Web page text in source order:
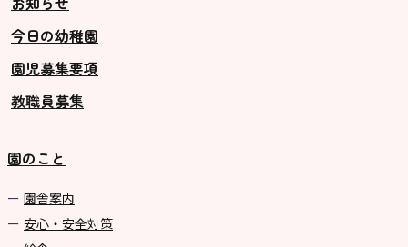
今日の幼稚園
園児募集要項
教職員募集
園のこと
園舎案内
安心・安全対策